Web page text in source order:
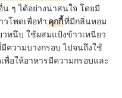
ๆ ได้อย่างน่าสนใจ โดยมี
โพดเพื่อทำคุกกี้ที่มีกลิ่นหอม
วหนึบ ใช้ผสมแป้งข้าวเหนียว
ความบางกรอบ ไปจนถึงใช้
พื่อให้อาหารมีความกรอบและ